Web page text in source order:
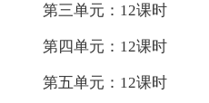
第三单元：12课时
第四单元：12课时
第五单元：12课时